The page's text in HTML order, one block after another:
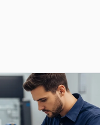
TCL kullanıcıları için